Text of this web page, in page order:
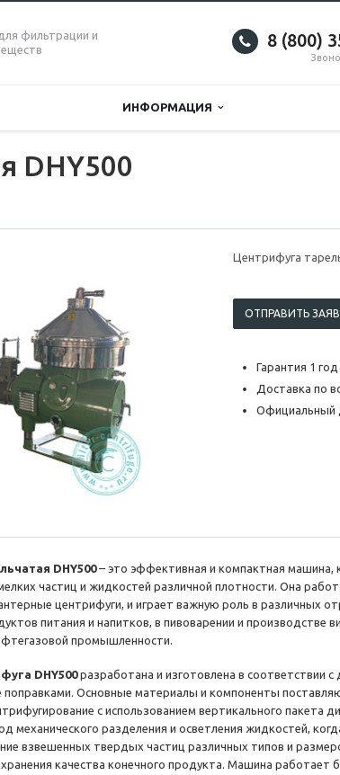
фильтрации и
8 (800)
ИНФОРМАЦИЯ
DHY500
Центрифуга
ОТПРАВИТЬ
Гарантия 1 год
Доставка по
Официальный
DHY500– это эффективная и компактная машина,
частиц и жидкостей различной плотности. Она
центрифуги, и играет важную роль в различных
питания и напитков, в пивоварении и производстве
промышленности.
DHY500разработана и изготовлена в соответствии
поправками. Основные материалы и компоненты
с использованием вертикального пакета
механического разделения и осветления жидкостей,
взвешенных твердых частиц различных типов и
качества конечного продукта. Машина работает